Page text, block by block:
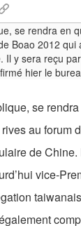
se
au forum
de
vice-